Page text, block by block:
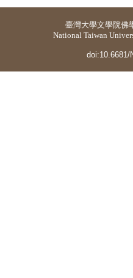
臺灣大學文學院佛
National Taiwan
doi:10.6681/